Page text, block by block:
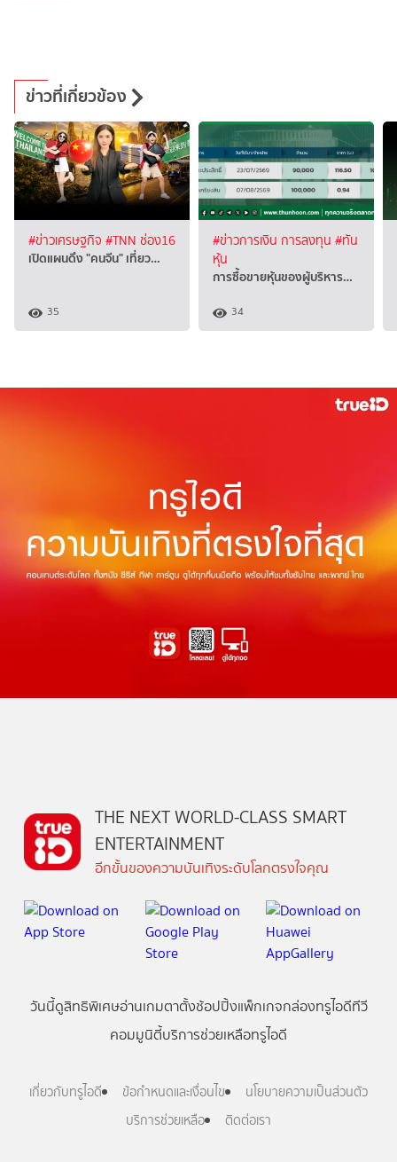
ข่าวที่เกี่ยวข้อง
#ข่าวเศรษฐกิจ #TNN ช่อง16
เปิดแผนดึง "คนจีน" เที่ยว…
35
#ข่าวการเงิน การลงทุน #ทัน
หุ้น
การซื้อขายหุ้นของผู้บริหาร…
34
THE NEXT WORLD-CLASS SMART
ENTERTAINMENT
อีกขั้นของความบันเทิงระดับโลกตรงใจคุณ
วันนี้ดูสิทธิพิเศษอ่านเกมตาตั้งช้อปปิ้งแพ็กเกจกล่องทรูไอดีทีวี
คอมมูนิตี้บริการช่วยเหลือทรูไอดี
เกี่ยวกับทรูไอดี ข้อกำหนดและเงื่อนไข
นโยบายความเป็นส่วนตัว
บริการช่วยเหลือ
ติดต่อเรา